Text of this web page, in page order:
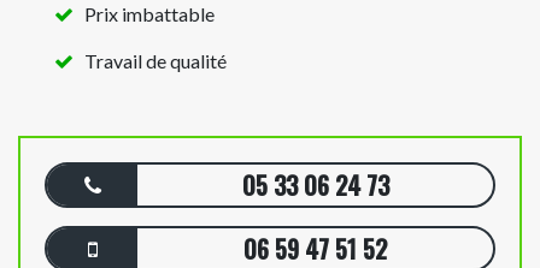
Prix imbattable
Travail de qualité
05 33 06 24 73
06 59 47 51 52